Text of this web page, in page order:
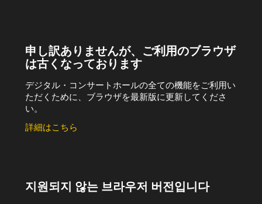
申し訳ありませんが、ご利用のブラウザ
は古くなっております
デジタル・コンサートホールの全ての機能をご利用い
ただくために、ブラウザを最新版に更新してくださ
い。
詳細はこちら
지원되지 않는 브라우저 버전입니다